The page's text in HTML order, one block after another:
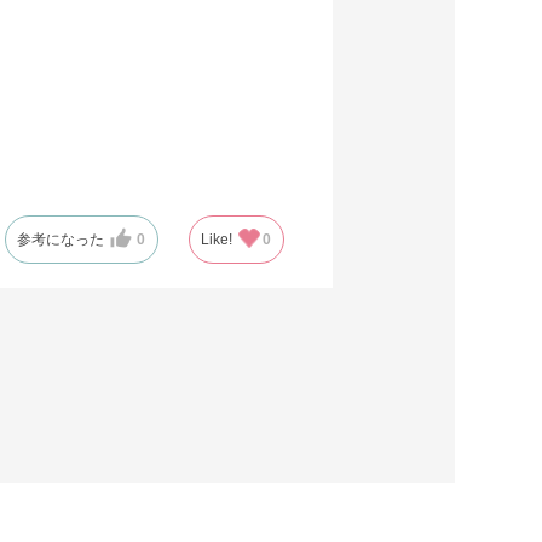
参考になった 0 Like! 0